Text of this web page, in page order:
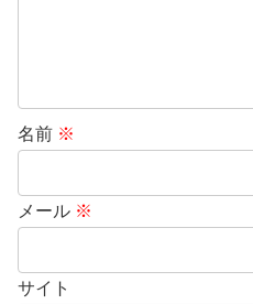
名前 ※
メール ※
サイト